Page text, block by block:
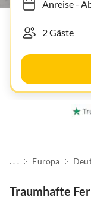
Anreise-
. . . Europa
Traumhafte